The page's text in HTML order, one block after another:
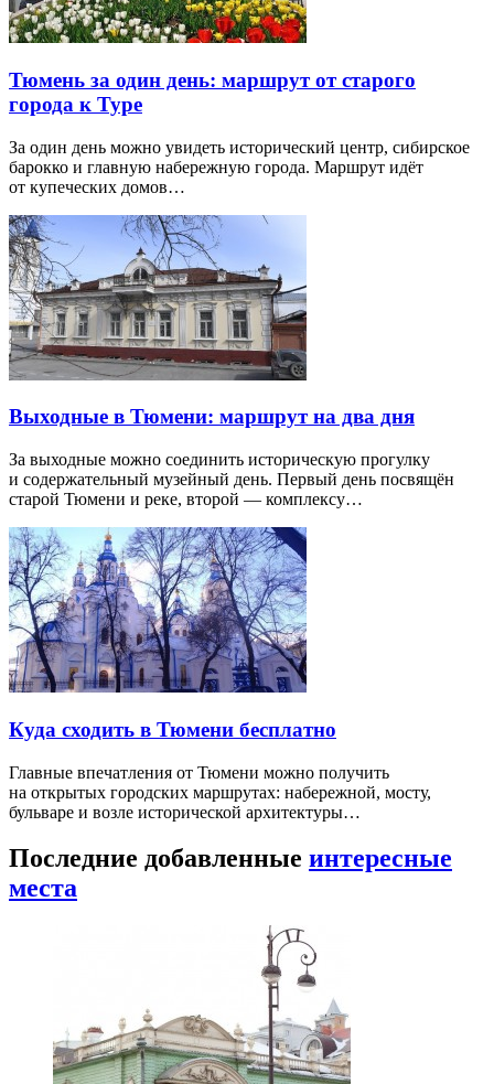
Тюмень за один день: маршрут от старого
города к Туре
За один день можно увидеть исторический центр, сибирское
барокко и главную набережную города. Маршрут идёт
от купеческих домов…
Выходные в Тюмени: маршрут на два дня
За выходные можно соединить историческую прогулку
и содержательный музейный день. Первый день посвящён
старой Тюмени и реке, второй — комплексу…
Куда сходить в Тюмени бесплатно
Главные впечатления от Тюмени можно получить
на открытых городских маршрутах: набережной, мосту,
бульваре и возле исторической архитектуры…
Последние добавленные интересные
места